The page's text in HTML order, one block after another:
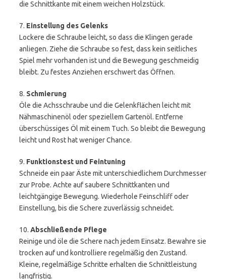
die Schnittkante mit einem weichen Holzstück.
7. Einstellung des Gelenks
Lockere die Schraube leicht, so dass die Klingen gerade
anliegen. Ziehe die Schraube so fest, dass kein seitliches
Spiel mehr vorhanden ist und die Bewegung geschmeidig
bleibt. Zu festes Anziehen erschwert das Öffnen.
8. Schmierung
Öle die Achsschraube und die Gelenkflächen leicht mit
Nähmaschinenöl oder speziellem Gartenöl. Entferne
überschüssiges Öl mit einem Tuch. So bleibt die Bewegung
leicht und Rost hat weniger Chance.
9. Funktionstest und Feintuning
Schneide ein paar Äste mit unterschiedlichem Durchmesser
zur Probe. Achte auf saubere Schnittkanten und
leichtgängige Bewegung. Wiederhole Feinschliff oder
Einstellung, bis die Schere zuverlässig schneidet.
10. Abschließende Pflege
Reinige und öle die Schere nach jedem Einsatz. Bewahre sie
trocken auf und kontrolliere regelmäßig den Zustand.
Kleine, regelmäßige Schritte erhalten die Schnittleistung
langfristig.